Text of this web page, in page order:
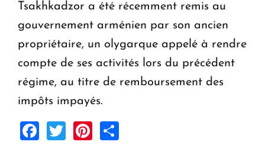
Tsakhkadzor a été récemment remis au
gouvernement arménien par son ancien
propriétaire, un olygarque appelé à rendre
compte de ses activités lors du précédent
régime, au titre de remboursement des
impôts impayés.
Facebook
TwitterPinterest